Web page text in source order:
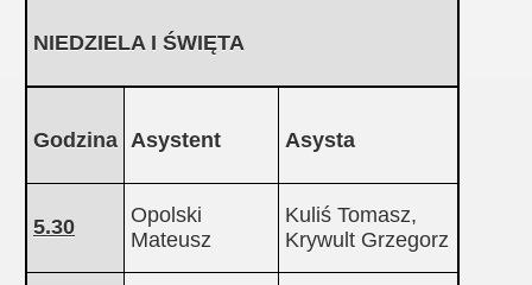
NIEDZIELA I ŚWIĘTA
Godzina Asystent Asysta
5.30
Opolski
Mateusz
Kuliś Tomasz,
Krywult Grzegorz